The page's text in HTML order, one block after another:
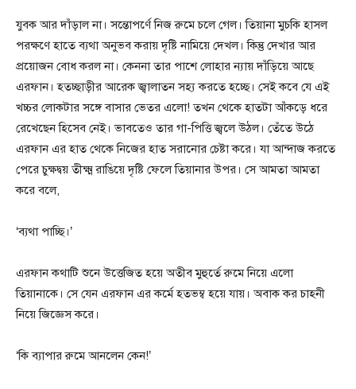
যুবক আর দাঁড়াল না। সন্তোপর্ণে নিজ রুমে চলে গেল। তিয়ানা মুচকি হাসল
পরক্ষণে হাতে ব্যথা অনুভব করায় দৃষ্টি নামিয়ে দেখল। কিন্তু দেখার আর
প্রয়োজন বোধ করল না। কেননা তার পাশে লোহার ন্যায় দাঁড়িয়ে আছে
এরফান। হতচ্ছাড়ীর আরেক জ্বালাতন সহ্য করতে হচ্ছে। সেই কবে যে এই
খচ্চর লোকটার সঙ্গে বাসার ভেতর এলো! তখন থেকে হাতটা আঁকড়ে ধরে
রেখেছেন হিসেব নেই। ভাবতেও তার গা-পিত্তি জ্বলে উঠল। তেঁতে উঠে
এরফান এর হাত থেকে নিজের হাত সরানোর চেষ্টা করে। যা আন্দাজ করতে
পেরে চুক্ষদ্বয় তীক্ষ্ম রাঙিয়ে দৃষ্টি ফেলে তিয়ানার উপর। সে আমতা আমতা
করে বলে,
‘ব্যথা পাচ্ছি।’
এরফান কথাটি শুনে উত্তেজিত হয়ে অতীব মুহুর্তে রুমে নিয়ে এলো
তিয়ানাকে। সে যেন এরফান এর কর্মে হতভম্ব হয়ে যায়। অবাক কর চাহনী
নিয়ে জিজ্ঞেস করে।
‘কি ব্যাপার রুমে আনলেন কেন!’